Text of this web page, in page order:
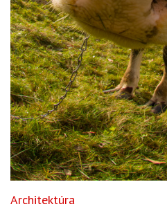
Architektúra